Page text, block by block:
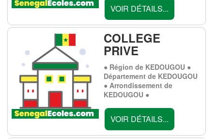
VOIR DÉTAILS...
COLLEGE
PRIVE
● Région de KEDOUGOU ●
Département de KEDOUGOU
● Arrondissement de
KEDOUGOU ●
VOIR DÉTAILS...